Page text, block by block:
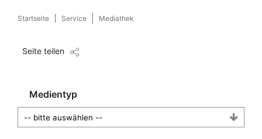
Startseite Service Mediathek
Seite teilen
Medientyp